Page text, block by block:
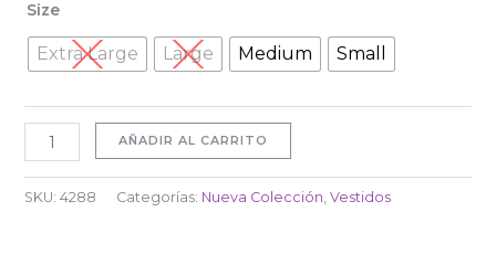
Size
Extra Large Large Medium Small
AÑADIR AL CARRITO
SKU: 4288 Categorías: Nueva Colección, Vestidos